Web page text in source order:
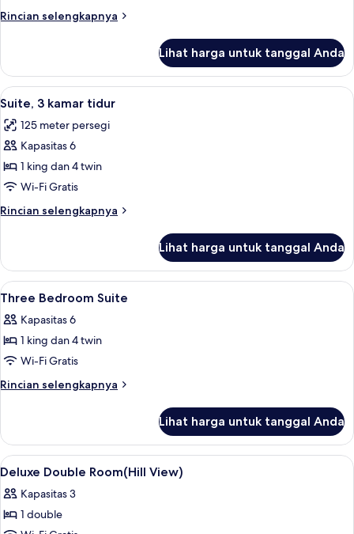
Rincian selengkapnya
Rincian
Suite,
kamar
Lihat harga untuk tanggal Anda
Lihat
semua
foto
untuk
Suite,
3
kamar
tidur
Suite, 3 kamar tidur | Minibar,
5
Suite, 3 kamar tidur
125 meter persegi
Kapasitas 6
1 king dan 4 twin
Wi-Fi Gratis
Rincian selengkapnya
Rincian
Suite,
kamar
Lihat harga untuk tanggal Anda
Lihat
semua
foto
untuk
Three
Bedroom
Minibar, brankas, meja kerja, dan Wi-
5
Three Bedroom Suite
Kapasitas 6
1 king dan 4 twin
Wi-Fi Gratis
Rincian selengkapnya
Rincian
Three
Bedroom
Suite
Lihat harga untuk tanggal Anda
Lihat
semua
foto
untuk
Minibar, brankas, meja kerja, dan Wi-
3
Deluxe Double Room(Hill View)
Kapasitas 3
1 double